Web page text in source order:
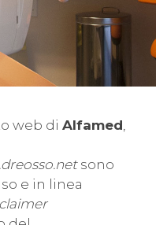
web diAlfamed,
sono
e in linea